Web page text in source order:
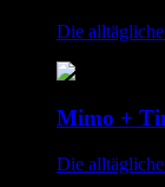
Die
Mimo +
Die